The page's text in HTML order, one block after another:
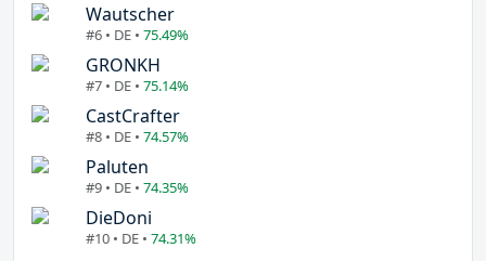
Wautscher
#6 • DE • 75.49%
GRONKH
#7 • DE • 75.14%
CastCrafter
#8 • DE • 74.57%
Paluten
#9 • DE • 74.35%
DieDoni
#10 • DE • 74.31%